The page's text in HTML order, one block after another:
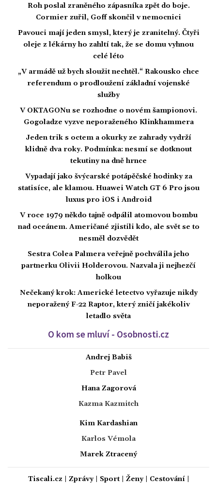
Roh poslal zraněného zápasníka zpět do boje.
Cormier zuřil, Goff skončil v nemocnici
Pavouci mají jeden smysl, který je zranitelný. Čtyři
oleje z lékárny ho zahltí tak, že se domu vyhnou
celé léto
„V armádě už bych sloužit nechtěl.“ Rakousko chce
referendum o prodloužení základní vojenské
služby
V OKTAGONu se rozhodne o novém šampionovi.
Gogoladze vyzve neporaženého Klinkhammera
Jeden trik s octem a okurky ze zahrady vydrží
klidně dva roky. Podmínka: nesmí se dotknout
tekutiny na dně hrnce
Vypadají jako švýcarské potápěčské hodinky za
statisíce, ale klamou. Huawei Watch GT 6 Pro jsou
luxus pro iOS i Android
V roce 1979 někdo tajně odpálil atomovou bombu
nad oceánem. Američané zjistili kdo, ale svět se to
nesměl dozvědět
Sestra Colea Palmera veřejně pochválila jeho
partnerku Olivii Holderovou. Nazvala ji nejhezčí
holkou
Nečekaný krok: Americké letectvo vyřazuje nikdy
neporažený F-22 Raptor, který zničí jakékoliv
letadlo světa
O kom se mluví - Osobnosti.cz
Andrej Babiš
Petr Pavel
Hana Zagorová
Kazma Kazmitch
Kim Kardashian
Karlos Vémola
Marek Ztracený
Tiscali.cz Zprávy| Sport| Ženy| Cestování|